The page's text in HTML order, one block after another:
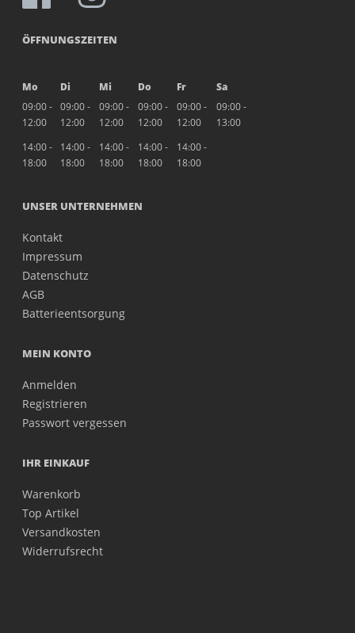
ÖFFNUNGSZEITEN
Mo Di Mi Do Fr
Sa
09:00 -
12:00
09:00 -
12:00
09:00 -
12:00
09:00 -
12:00
09:00 -
12:00
09:00 -
13:00
14:00 -
18:00
14:00 -
18:00
14:00 -
18:00
14:00 -
18:00
14:00 -
18:00
UNSER UNTERNEHMEN
Kontakt
Impressum
Datenschutz
AGB
Batterieentsorgung
MEIN KONTO
Anmelden
Registrieren
Passwort vergessen
IHR EINKAUF
Warenkorb
Top Artikel
Versandkosten
Widerrufsrecht